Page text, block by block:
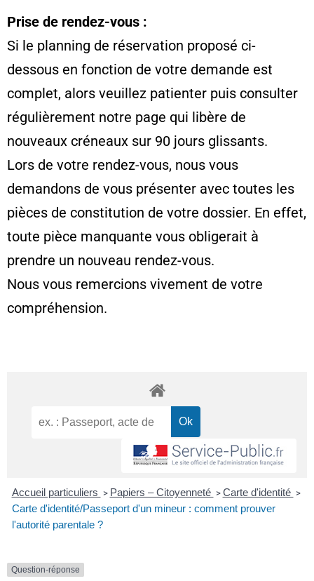
Prise de rendez-vous :
Si le planning de réservation proposé ci-
dessous en fonction de votre demande est
complet, alors veuillez patienter puis consulter
régulièrement notre page qui libère de
nouveaux créneaux sur 90 jours glissants.
Lors de votre rendez-vous, nous vous
demandons de vous présenter avec toutes les
pièces de constitution de votre dossier. En effet,
toute pièce manquante vous obligerait à
prendre un nouveau rendez-vous.
Nous vous remercions vivement de votre
compréhension.
Accueil particuliers > Papiers – Citoyenneté > Carte d'identité >
Carte d'identité/Passeport d'un mineur : comment prouver
l'autorité parentale ?
Question-réponse